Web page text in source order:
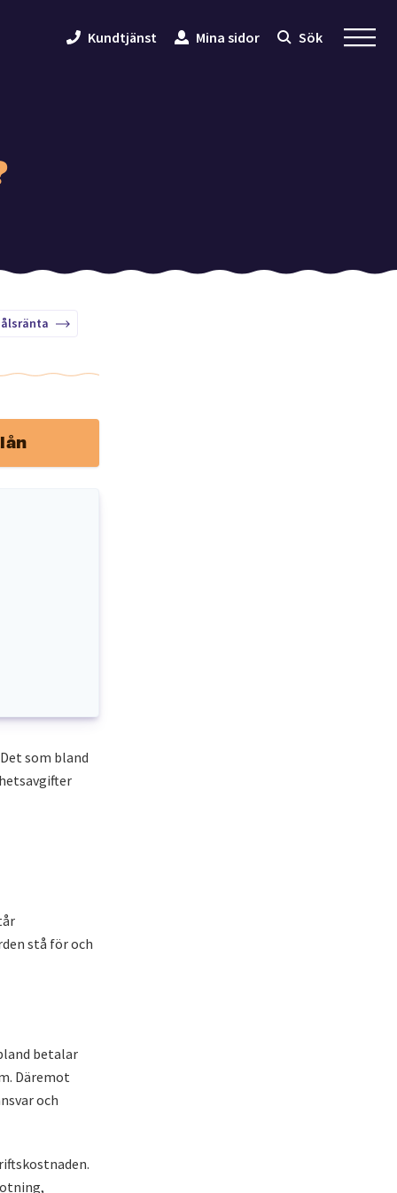
Kundtjänst Mina sidor Sök
som bland
stå för och
betalar
Däremot
och